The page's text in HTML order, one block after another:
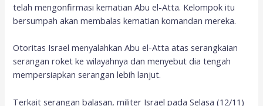
telah mengonfirmasi kematian Abu el-Atta. Kelompok itu
bersumpah akan membalas kematian komandan mereka.
Otoritas Israel menyalahkan Abu el-Atta atas serangkaian
serangan roket ke wilayahnya dan menyebut dia tengah
mempersiapkan serangan lebih lanjut.
Terkait serangan balasan, militer Israel pada Selasa (12/11)